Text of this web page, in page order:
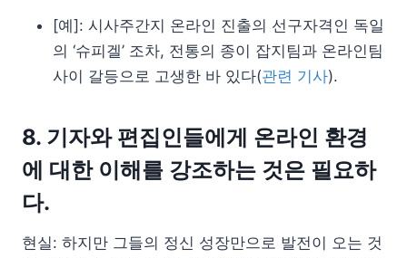
[예]: 시사주간지 온라인 진출의 선구자격인 독일
의 ‘슈피겔’ 조차, 전통의 종이 잡지팀과 온라인팀
사이 갈등으로 고생한 바 있다(관련 기사).
8. 기자와 편집인들에게 온라인 환경
에 대한 이해를 강조하는 것은 필요하
다.
현실: 하지만 그들의 정신 성장만으로 발전이 오는 것